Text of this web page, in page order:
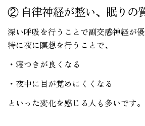
② 自律神経が整い、眠りの
深い呼吸を行うことで副交感神経が優
特に夜に瞑想を行うことで、
・寝つきが良くなる
・夜中に目が覚めにくくなる
といった変化を感じる人も多いです。